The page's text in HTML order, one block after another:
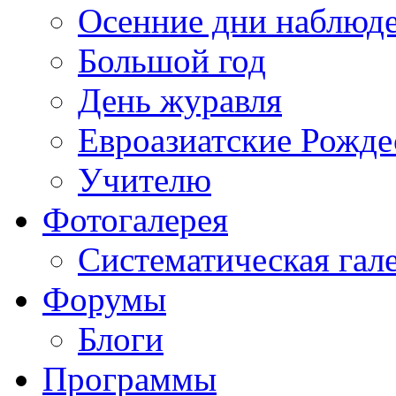
Осенние дни
Большой год
День журавля
Евроазиатские
Учителю
Фотогалерея
Систематическая
Форумы
Блоги
Программы